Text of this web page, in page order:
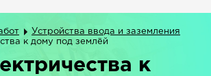
Устройства ввода и заземления
к дому под землёй
к